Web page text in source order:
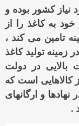
نیاز کشور بوده و
به کاغذ را از
تامین می کند ،
تولید کاغذ
در دولت
کالاهایی است که
و ارگانهای
.